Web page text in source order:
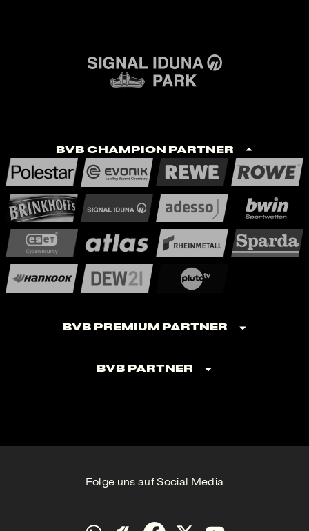
BVB Champion Partner
BVB Premium Partner
BVB Partner
Folge uns auf Social Media